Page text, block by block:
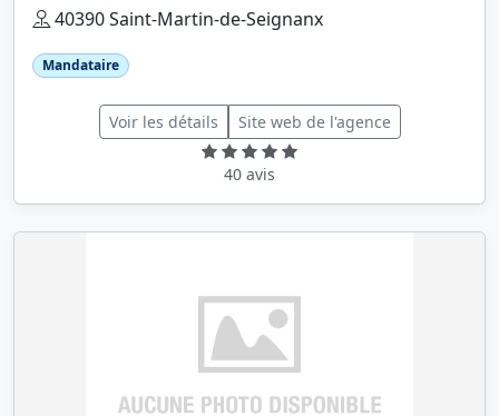
40390 Saint-Martin-de-Seignanx
Mandataire
Voir les détails Site web de l'agence
40 avis